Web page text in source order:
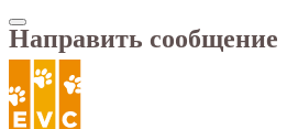
Направить сообщение